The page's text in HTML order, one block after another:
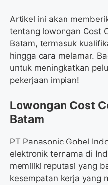
Artikel ini akan
tentang lowongan Cost
Batam, termasuk
hingga cara melamar.
untuk meningkatkan
pekerjaan impian!
Lowongan Cost
Batam
PT Panasonic Gobel
elektronik ternama di
memiliki reputasi yang
kesempatan kerja yang